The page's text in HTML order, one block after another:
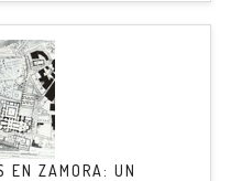
EN ZAMORA: UN